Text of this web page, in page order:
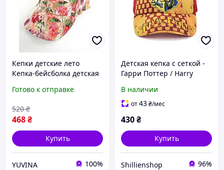
Кепки детские лето
Кепка-бейсболка детская
красная с гипюра
Готово к отправке
468₴
520 ₴
Купить
YUVINA 100%
Детская кепка с сеткой -
Гарри Поттер / Harry
В наличии
от43₴/мес
430₴
Купить
Shillienshop 96%